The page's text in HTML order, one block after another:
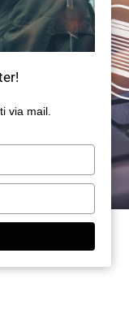
via mail.